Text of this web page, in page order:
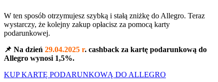
W ten sposób otrzymujesz szybką i stałą zniżkę do Allegro. Teraz
wystarczy, że kolejny zakup opłacisz za pomocą karty
podarunkowej.
📌 Na dzień 29.04.2025 r. cashback za kartę podarunkową do
Allegro wynosi 1,5%.
KUP KARTĘ PODARUNKOWĄ DO ALLEGRO